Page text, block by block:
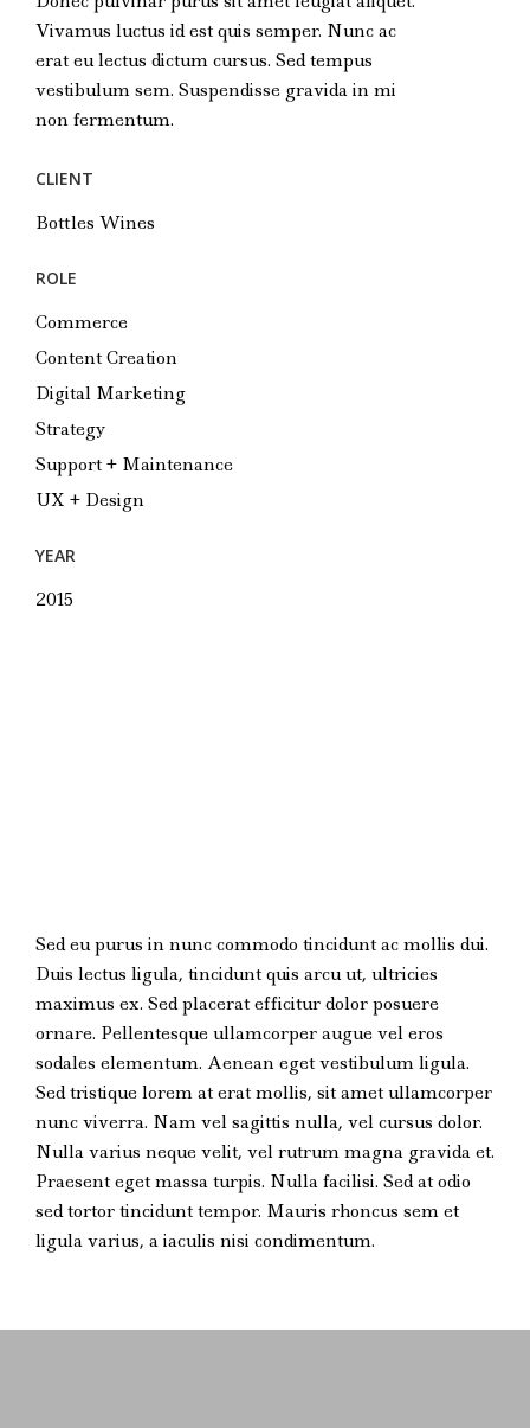
Vivamus luctus id est quis semper. Nunc ac
erat eu lectus dictum cursus. Sed tempus
vestibulum sem. Suspendisse gravida in mi
non fermentum.
CLIENT
Bottles Wines
ROLE
Commerce
Content Creation
Digital Marketing
Strategy
Support + Maintenance
UX + Design
YEAR
2015
Sed eu purus in nunc commodo tincidunt ac mollis dui.
Duis lectus ligula, tincidunt quis arcu ut, ultricies
maximus ex. Sed placerat efficitur dolor posuere
ornare. Pellentesque ullamcorper augue vel eros
sodales elementum. Aenean eget vestibulum ligula.
Sed tristique lorem at erat mollis, sit amet ullamcorper
nunc viverra. Nam vel sagittis nulla, vel cursus dolor.
Nulla varius neque velit, vel rutrum magna gravida et.
Praesent eget massa turpis. Nulla facilisi. Sed at odio
sed tortor tincidunt tempor. Mauris rhoncus sem et
ligula varius, a iaculis nisi condimentum.